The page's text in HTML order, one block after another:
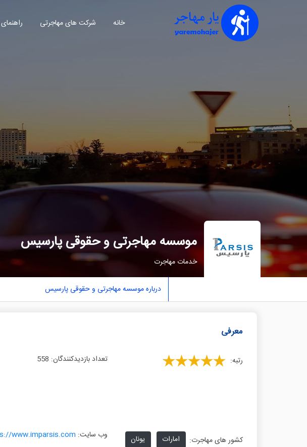
خانه شرکت های مهاجرتی
موسسه مهاجرتی و حقوقی پارسیس
خدمات مهاجرت
درباره موسسه مهاجرتی و حقوقی پارسیس
معرفی
رتبه: تعداد بازدیدکنندگان: 558
کشور های مهاجرت: امارات یونان وب سایت: www.imparsis.com/